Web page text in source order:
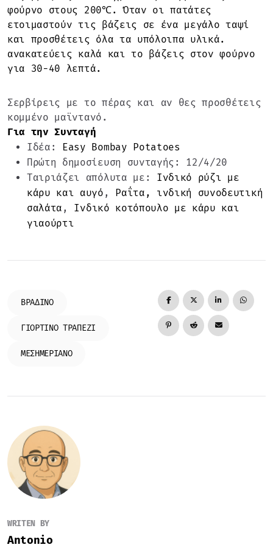
φούρνο στους 200℃. Όταν οι πατάτες
ετοιμαστούν τις βάζεις σε ένα μεγάλο ταψί
και προσθέτεις όλα τα υπόλοιπα υλικά.
ανακατεύεις καλά και το βάζεις στον φούρνο
για 30-40 λεπτά.
Σερβίρεις με το πέρας και αν θες προσθέτεις
κομμένο μαϊντανό.
Για την Συνταγή
Ιδέα:
Easy Bombay Potatoes
Πρώτη δημοσίευση συνταγής: 12/4/20
Ταιριάζει απόλυτα με: Ινδικό ρύζι με
κάρυ και αυγό , Ραΐτα, ινδική συνοδευτική
σαλάτα , Ινδικό κοτόπουλο με κάρυ και
γιαούρτι
ΒΡΑΔΙΝΌ
ΓΙΟΡΤΙΝΌ ΤΡΑΠΈΖΙ
ΜΕΣΗΜΕΡΙΑΝΌ
WRITEN BY
Antonio